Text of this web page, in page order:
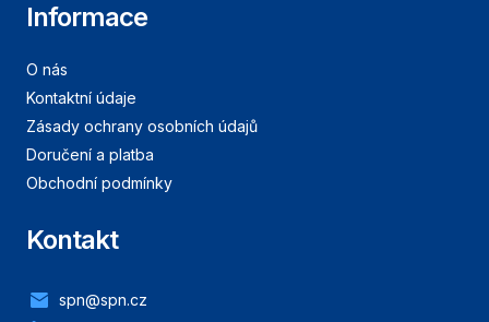
Informace
O nás
Kontaktní údaje
Zásady ochrany osobních údajů
Doručení a platba
Obchodní podmínky
Kontakt
spn@spn.cz